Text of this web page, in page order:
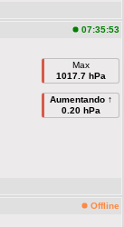
07:35:53
Max
1017.7 hPa
Aumentando ↑
0.20 hPa
Offline